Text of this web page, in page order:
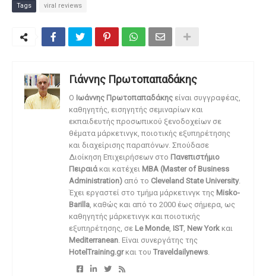
Tags viral reviews
Γιάννης Πρωτοπαπαδάκης
O Ιωάννης Πρωτοπαπαδάκης είναι συγγραφέας,
καθηγητής, εισηγητής σεμιναρίων και
εκπαιδευτής προσωπικού ξενοδοχείων σε
θέματα μάρκετινγκ, ποιοτικής εξυπηρέτησης
και διαχείρισης παραπόνων. Σπούδασε
Διοίκηση Επιχειρήσεων στο Πανεπιστήμιο
Πειραιάκαι κατέχει MBA (Master of Business
Administration) από το Cleveland State University.
Έχει εργαστεί στο τμήμα μάρκετινγκ της Misko-
Barilla, καθώς και από το 2000 έως σήμερα, ως
καθηγητής μάρκετινγκ και ποιοτικής
εξυπηρέτησης, σε Le Monde, IST, New York και
Mediterranean. Είναι συνεργάτης της
HotelTraining.grκαι του Traveldailynews.